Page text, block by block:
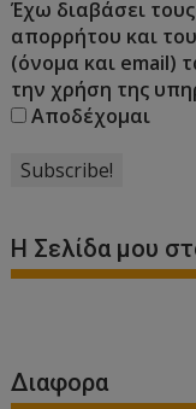
Έχω διαβάσει
απορρήτου και
(όνομα και email)
την χρήση της
Αποδέχομαι
Η Σελίδα μου
Διαφορα